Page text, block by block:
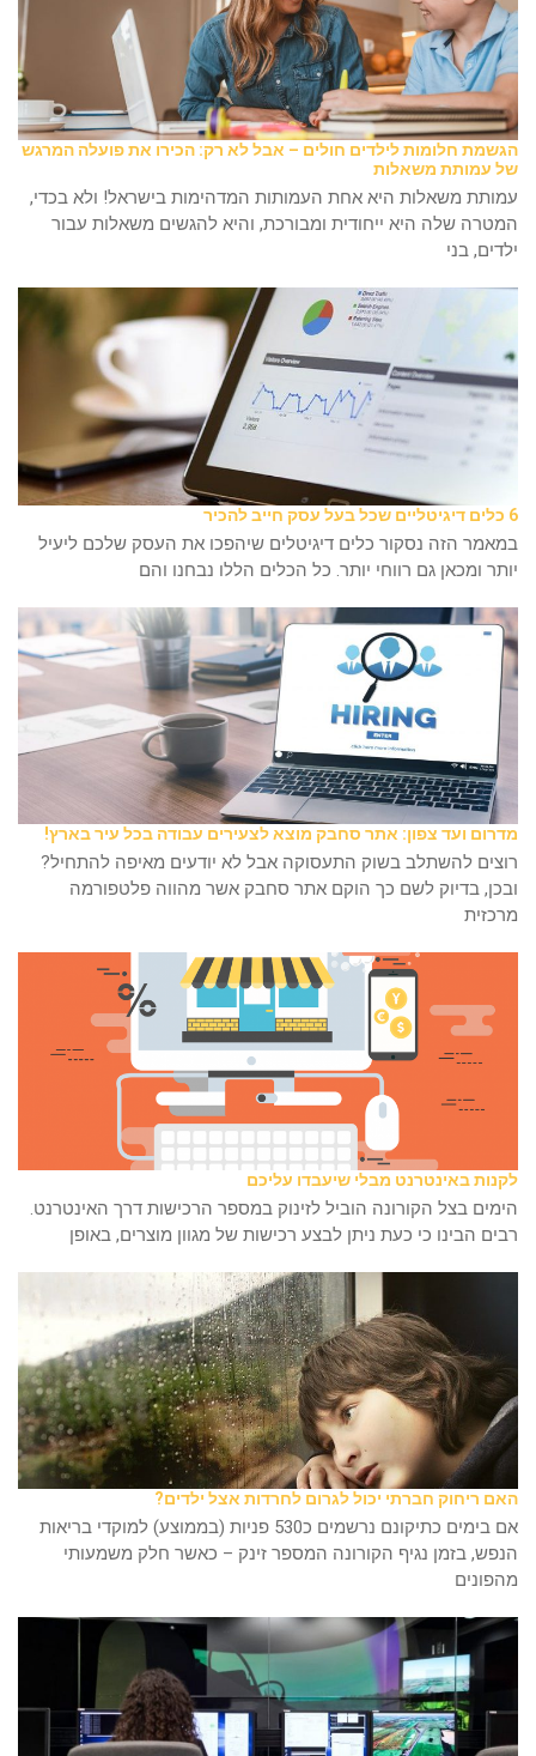
הגשמת חלומות לילדים חולים – אבל לא רק: הכירו את פועלה המרגש
של עמותת משאלות
עמותת משאלות היא אחת העמותות המדהימות בישראל! ולא בכדי,
המטרה שלה היא ייחודית ומבורכת, והיא להגשים משאלות עבור
ילדים, בני
במאמר הזה נסקור כלים דיגיטלים שיהפכו את העסק שלכם ליעיל
יותר ומכאן גם רווחי יותר. כל הכלים הללו נבחנו והם
מדרום ועד צפון: אתר סחבק מוצא לצעירים עבודה בכל עיר בארץ!
רוצים להשתלב בשוק התעסוקה אבל לא יודעים מאיפה להתחיל?
ובכן, בדיוק לשם כך הוקם אתר סחבק אשר מהווה פלטפורמה
מרכזית
לקנות באינטרנט מבלי שיעבדו עליכם
הימים בצל הקורונה הוביל לזינוק במספר הרכישות דרך האינטרנט.
רבים הבינו כי כעת ניתן לבצע רכישות של מגוון מוצרים, באופן
האם ריחוק חברתי יכול לגרום לחרדות אצל ילדים?
אם בימים כתיקונם נרשמים כ530 פניות (בממוצע) למוקדי בריאות
הנפש, בזמן נגיף הקורונה המספר זינק – כאשר חלק משמעותי
מהפונים